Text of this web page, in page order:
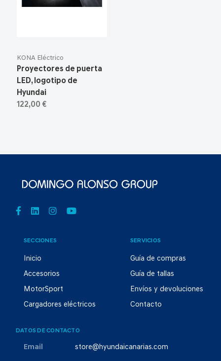
KONA Eléctrico
Proyectores de puerta
LED, logotipo de
Hyundai
122,00 €
SECCIONES
Inicio
Accesorios
MotorSport
Cargadores eléctricos
SERVICIOS
Guía de compras
Guía de tallas
Envíos y devoluciones
Contacto
DATOS DE CONTACTO
Email store@hyundaicanarias.com